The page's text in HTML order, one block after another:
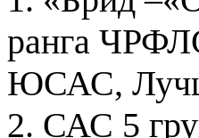
ранга
ЮСАС,
2. САС 5